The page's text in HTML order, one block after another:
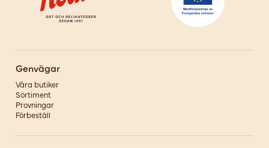
Genvägar
Våra butiker
Sortiment
Provningar
Förbeställ